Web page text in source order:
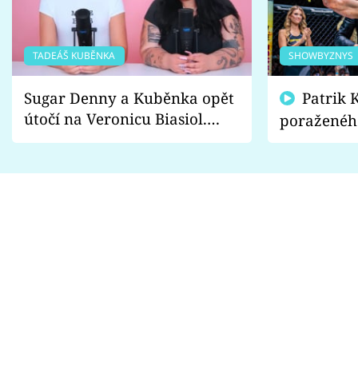
TADEÁŠ KUBĚNKA
Sugar Denny a Kuběnka opět
útočí na Veronicu Biasiol.
Proč je podle nich falešná a
SHOWBYZNYS
fanoušci